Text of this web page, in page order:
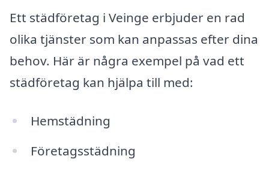
Ett städföretag i Veinge erbjuder en rad
olika tjänster som kan anpassas efter dina
behov. Här är några exempel på vad ett
städföretag kan hjälpa till med:
Hemstädning
Företagsstädning